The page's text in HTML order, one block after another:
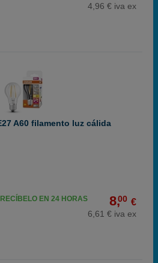
4,96 € iva ex
A60 filamento luz cálida
8,00 €
6,61 € iva ex
RECÍBELO EN 24 HORAS